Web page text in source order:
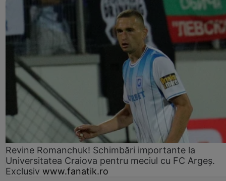
Revine Romanchuk! Schimbări importante la
Universitatea Craiova pentru meciul cu FC Argeş.
Exclusiv www.fanatik.ro